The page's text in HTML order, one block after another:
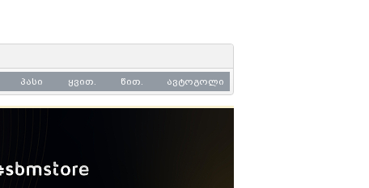
პასი ყვით. წით. ავტოგოლი